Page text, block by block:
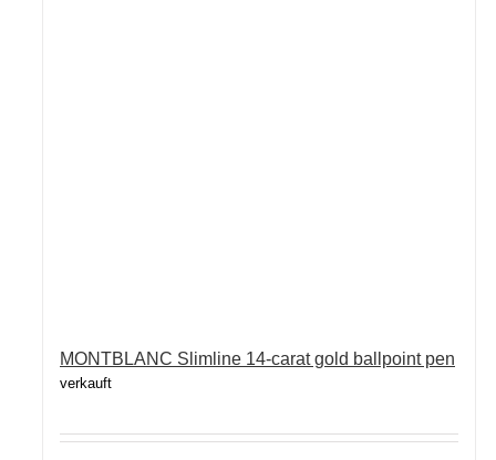
MONTBLANC Slimline 14-carat gold ballpoint pen
verkauft